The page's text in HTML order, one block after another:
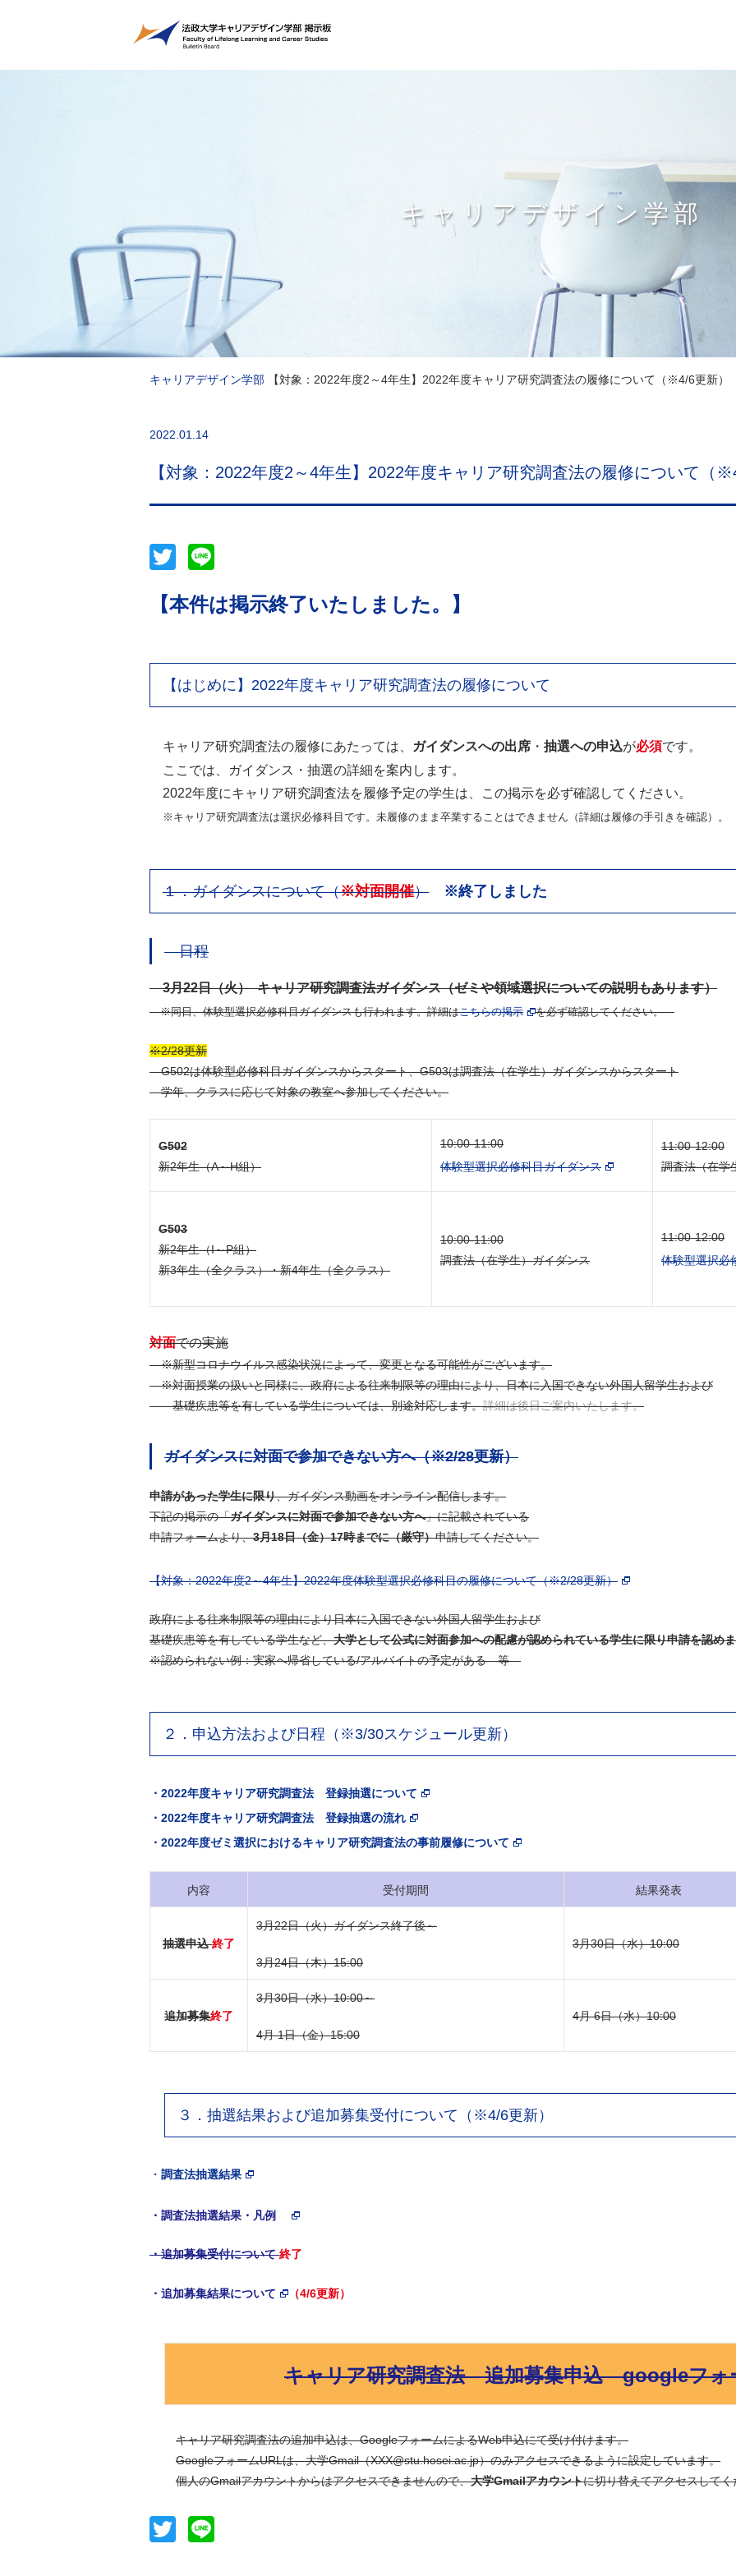
キャリアデザイン学部
キャリアデザイン学部 【対象：2022年度2～4年生】2022年度キャリア研究調査法の履修について（※4/6更新）
2022.01.14
【対象：2022年度2～4年生】2022年度キャリア研究調査法の履修について（
Twitter
【本件は掲示終了いたしました。】
【はじめに】2022年度キャリア研究調査法の履修について
キャリア研究調査法の履修にあたっては、 ガイダンスへの出席 ・ 抽選への申込が必須です。
ここでは、ガイダンス・抽選の詳細を案内します。
2022年度にキャリア研究調査法を履修予定の学生は、この掲示を必ず確認してください。
※キャリア研究調査法は選択必修科目です。未履修のまま卒業することはできません（詳細は履修の手引きを確認）。
１．ガイダンスについて（※対面開催） ※終了しました
日程
3月22日（火） キャリア研究調査法ガイダンス（ゼミや領域選択についての説明もあります）
※同日、体験型選択必修科目ガイダンスも行われます。詳細はこちらの掲示 を必ず確認してください。
※2/28更新
G502は体験型必修科目ガイダンスからスタート、G503は調査法（在学生）ガイダンスからスタート
学年、クラスに応じて対象の教室へ参加してください。
G502
新2年生（A～H組）
10:00-11:00
体験型選択必修科目ガイダンス
11:00-12:00
調査法（在学
G503
新2年生（I～P組）
新3年生（全クラス）・新4年生（全クラス）
10:00-11:00
調査法（在学生）ガイダンス
11:00-12:00
体験型選択必
対面での実施
※新型コロナウイルス感染状況によって、変更となる可能性がございます。
※対面授業の扱いと同様に、政府による往来制限等の理由により、日本に入国できない外国人留学生および
基礎疾患等を有している学生については、別途対応します。詳細は後日ご案内いたします。
ガイダンスに対面で参加できない方へ（※2/28更新）
申請があった学生に限り、ガイダンス動画をオンライン配信します。
下記の掲示の「ガイダンスに対面で参加できない方へ」に記載されている
申請フォームより、3月18日（金）17時までに（厳守）申請してください。
【対象：2022年度2～4年生】2022年度体験型選択必修科目の履修について（※2/28更新）
政府による往来制限等の理由により日本に入国できない外国人留学生および
基礎疾患等を有している学生など、大学として公式に対面参加への配慮が認められている学生に限り申請を認め
※認められない例：実家へ帰省している/アルバイトの予定がある 等
２．申込方法および日程（※3/30スケジュール更新）
・2022年度キャリア研究調査法 登録抽選について
・2022年度キャリア研究調査法 登録抽選の流れ
・2022年度ゼミ選択におけるキャリア研究調査法の事前履修について
内容 受付期間 結果発表
抽選申込終了
3月22日（火）ガイダンス終了後～
3月24日（木）15:00
3月30日（水）10:00
追加募集終了
3月30日（水）10:00～
4月 1日（金）15:00
4月 6日（水）10:00
３．抽選結果および追加募集受付について（※4/6更新）
・ 調査法抽選結果
・調査法抽選結果・凡例
・追加募集受付について終了
・追加募集結果について （4/6更新）
キャリア研究調査法 追加募集申込 googleフ
キャリア研究調査法の追加申込は、GoogleフォームによるWeb申込にて受け付けます。
GoogleフォームURLは、大学Gmail（XXX@stu.hosei.ac.jp）のみアクセスできるように設定しています。
個人のGmailアカウントからはアクセスできませんので、大学Gmailアカウントに切り替えてアクセスしてく
Twitter